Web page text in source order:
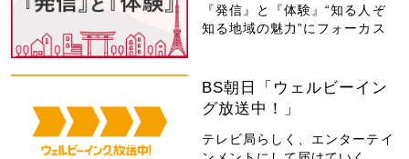
『発信』と『体験』“知る人ぞ
知る地域の魅力”にフォーカス
BS朝日「ウェルビーイン
グ放送中！」
テレビ局らしく、エンターテイ